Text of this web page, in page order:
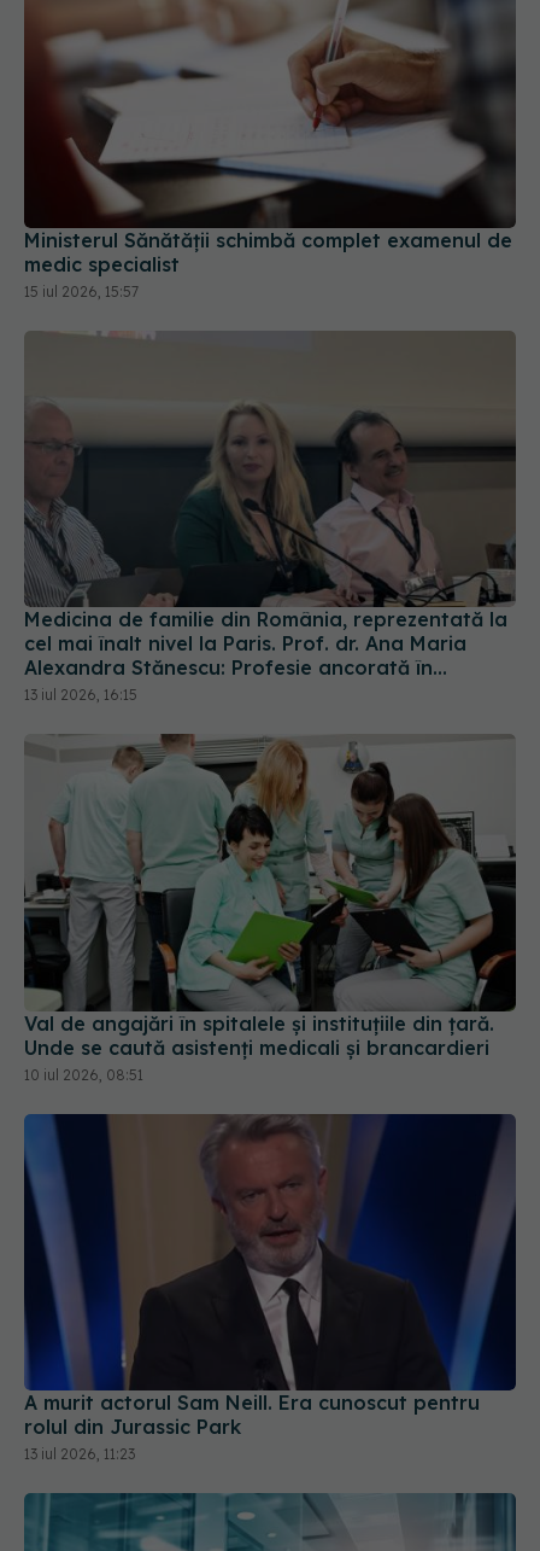
Ministerul Sănătății schimbă complet examenul de
medic specialist
15 iul 2026, 15:57
Medicina de familie din România, reprezentată la
cel mai înalt nivel la Paris. Prof. dr. Ana Maria
Alexandra Stănescu: Profesie ancorată în
comunitate
13 iul 2026, 16:15
Val de angajări în spitalele și instituțiile din țară.
Unde se caută asistenți medicali și brancardieri
10 iul 2026, 08:51
A murit actorul Sam Neill. Era cunoscut pentru
rolul din Jurassic Park
13 iul 2026, 11:23